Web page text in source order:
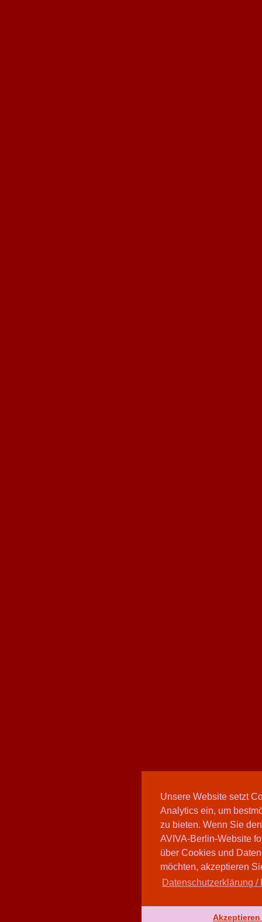
Unsere Website setzt
Analytics ein, um
zu bieten. Wenn Sie
AVIVA-Berlin-Website
über Cookies und
möchten, akzeptieren
Datenschutzerklärung /